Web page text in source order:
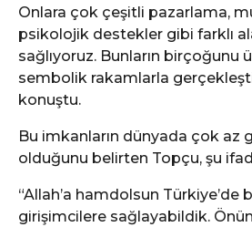
Onlara çok çeşitli pazarlama,
psikolojik destekler gibi farklı
sağlıyoruz. Bunların birçoğunu
sembolik rakamlarla
konuştu.
Bu imkanların dünyada çok az
olduğunu belirten Topçu, şu
“Allah’a hamdolsun Türkiye’de
girişimcilere sağlayabildik.